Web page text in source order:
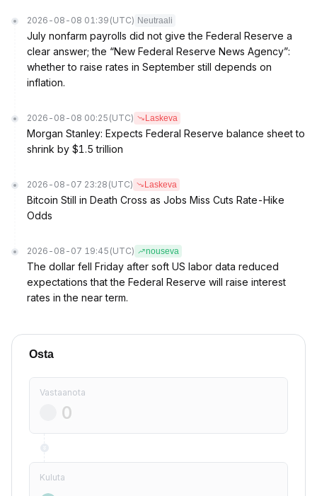
2026-08-08 01:39 (UTC) Neutraali
July nonfarm payrolls did not give the Federal Reserve a
clear answer; the “New Federal Reserve News Agency”:
whether to raise rates in September still depends on
inflation.
2026-08-08 00:25 (UTC) Laskeva
Morgan Stanley: Expects Federal Reserve balance sheet to
shrink by $1.5 trillion
2026-08-07 23:28 (UTC) Laskeva
Bitcoin Still in Death Cross as Jobs Miss Cuts Rate-Hike
Odds
2026-08-07 19:45 (UTC) nouseva
The dollar fell Friday after soft US labor data reduced
expectations that the Federal Reserve will raise interest
rates in the near term.
Osta
Vastaanota
Kuluta